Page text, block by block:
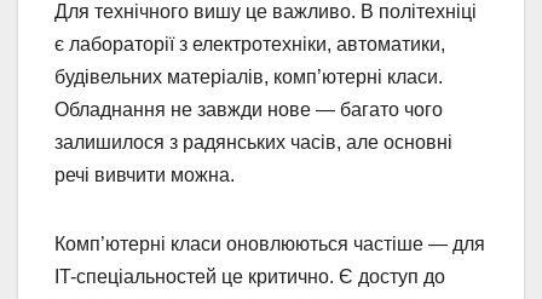
Для технічного вишу це важливо. В політехніці
є лабораторії з електротехніки, автоматики,
будівельних матеріалів, комп’ютерні класи.
Обладнання не завжди нове — багато чого
залишилося з радянських часів, але основні
речі вивчити можна.
Комп’ютерні класи оновлюються частіше — для
IT-спеціальностей це критично. Є доступ до